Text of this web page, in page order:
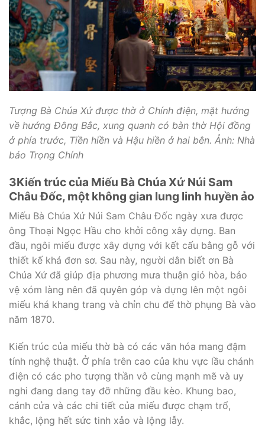
Tượng Bà Chúa Xứ được thờ ở Chính điện, mặt hướng
về hướng Đông Bắc, xung quanh có bàn thờ Hội đồng
ở phía trước, Tiền hiền và Hậu hiền ở hai bên. Ảnh: Nhà
báo Trọng Chính
3Kiến trúc của Miếu Bà Chúa Xứ Núi Sam
Châu Đốc, một không gian lung linh huyền ảo
Miếu Bà Chúa Xứ Núi Sam Châu Đốc ngày xưa được
ông Thoại Ngọc Hầu cho khởi công xây dựng. Ban
đầu, ngôi miếu được xây dựng với kết cấu bằng gỗ với
thiết kế khá đơn sơ. Sau này, người dân biết ơn Bà
Chúa Xứ đã giúp địa phương mưa thuận gió hòa, bảo
vệ xóm làng nên đã quyên góp và dựng lên một ngôi
miếu khá khang trang và chỉn chu để thờ phụng Bà vào
năm 1870.
Kiến trúc của miếu thờ bà có các văn hóa mang đậm
tính nghệ thuật. Ở phía trên cao của khu vực lầu chánh
điện có các pho tượng thần vô cùng mạnh mẽ và uy
nghi đang dang tay đỡ những đầu kèo. Khung bao,
cánh cửa và các chi tiết của miếu được chạm trổ,
khắc, lộng hết sức tinh xảo và lộng lẫy.